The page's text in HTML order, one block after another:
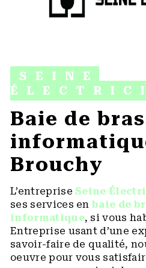
SEINE
baie de brassage
Brouchy
L’entrepriseSeine
ses services enbaie de
informatique, si vous
Entreprise usant d’une
savoir-faire de qualité,
oeuvre pour vous